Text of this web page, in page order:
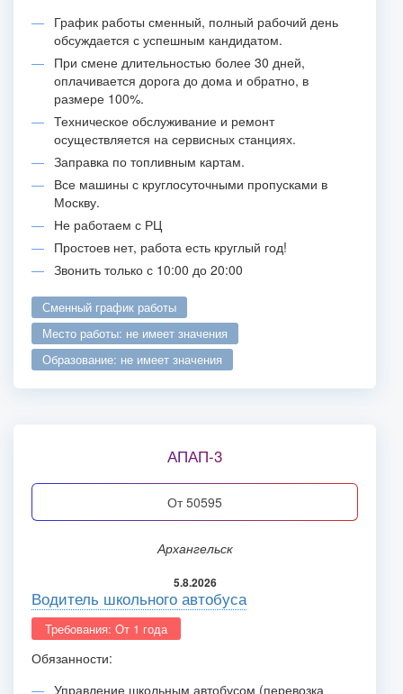
График работы сменный, полный рабочий день
обсуждается с успешным кандидатом.
При смене длительностью более 30 дней,
оплачивается дорога до дома и обратно, в
размере 100%.
Техническое обслуживание и ремонт
осуществляется на сервисных станциях.
Заправка по топливным картам.
Все машины с круглосуточными пропусками в
Москву.
Не работаем с РЦ
Простоев нет, работа есть круглый год!
Звонить только с 10:00 до 20:00
сменный график работы
место работы: не имеет значения
образование: не имеет значения
АПАП-3
от 50595
Архангельск
5.8.2026
Водитель школьного автобуса
Требования: От 1 года
Обязанности:
Управление школьным автобусом (перевозка